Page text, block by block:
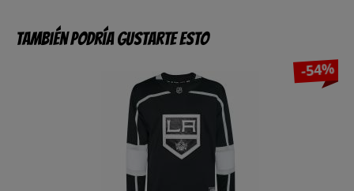
También podría gustarte esto
-54%